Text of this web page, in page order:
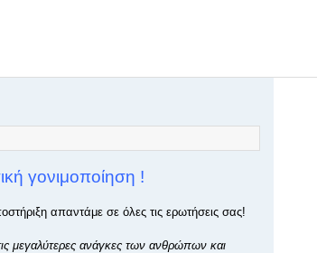
γονιμοποίηση !
απαντάμε σε όλες τις ερωτήσεις σας!
μεγαλύτερες ανάγκες των ανθρώπων και